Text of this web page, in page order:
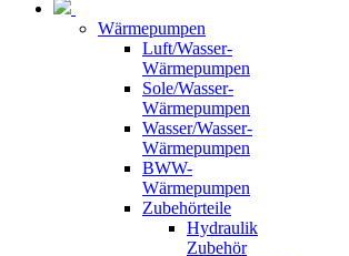
Wärmepumpen
Luft/Wasser-
Wärmepumpen
Sole/Wasser-
Wärmepumpen
Wasser/Wasser-
Wärmepumpen
BWW-
Wärmepumpen
Zubehörteile
Hydraulik
Zubehör